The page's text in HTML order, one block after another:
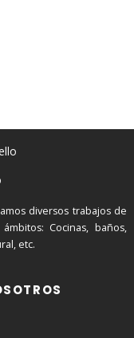
diversos trabajos de
Cocinas, baños,
etc.